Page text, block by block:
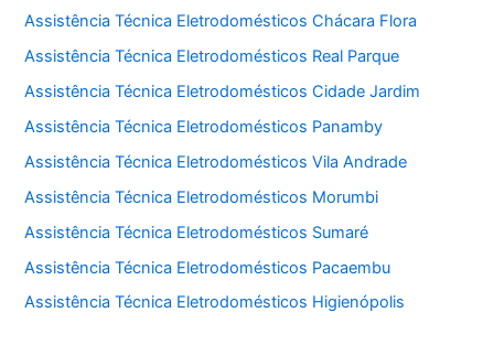
Assistência Técnica Eletrodomésticos Chácara Flora
Assistência Técnica Eletrodomésticos Real Parque
Assistência Técnica Eletrodomésticos Cidade Jardim
Assistência Técnica Eletrodomésticos Panamby
Assistência Técnica Eletrodomésticos Vila Andrade
Assistência Técnica Eletrodomésticos Morumbi
Assistência Técnica Eletrodomésticos Sumaré
Assistência Técnica Eletrodomésticos Pacaembu
Assistência Técnica Eletrodomésticos Higienópolis